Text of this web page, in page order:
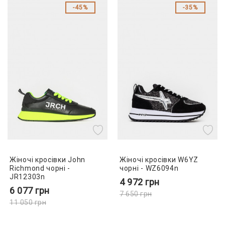
45%
Жіночі кросівки John
Richmond чорні -
JR12303n
6 077 грн
11 050грн
35%
Жіночі кросівки W6YZ
чорні - WZ6094n
4 972 грн
7 650грн